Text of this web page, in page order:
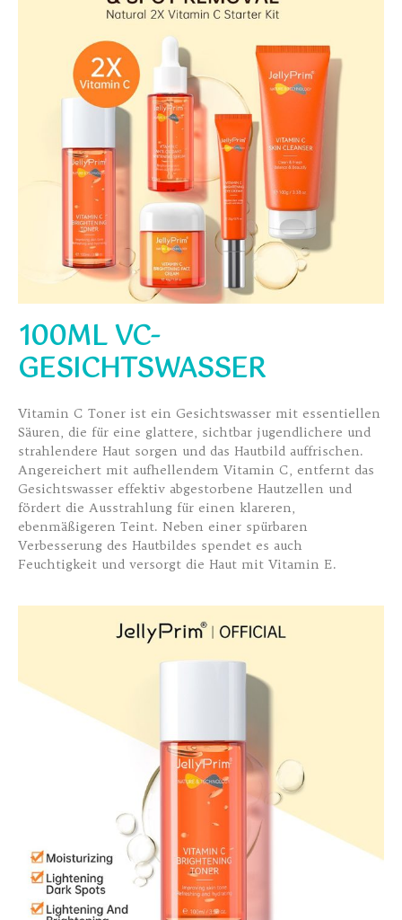
100ML VC-
GESICHTSWASSER
Vitamin C Toner ist ein Gesichtswasser mit essentiellen
Säuren, die für eine glattere, sichtbar jugendlichere und
strahlendere Haut sorgen und das Hautbild auffrischen.
Angereichert mit aufhellendem Vitamin C, entfernt das
Gesichtswasser effektiv abgestorbene Hautzellen und
fördert die Ausstrahlung für einen klareren,
ebenmäßigeren Teint. Neben einer spürbaren
Verbesserung des Hautbildes spendet es auch
Feuchtigkeit und versorgt die Haut mit Vitamin E.